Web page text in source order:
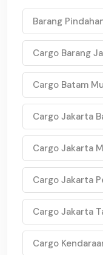
Barang
Cargo Barang
Cargo Batam
Cargo Jakarta
Cargo Jakarta
Cargo Jakarta
Cargo Jakarta
Cargo